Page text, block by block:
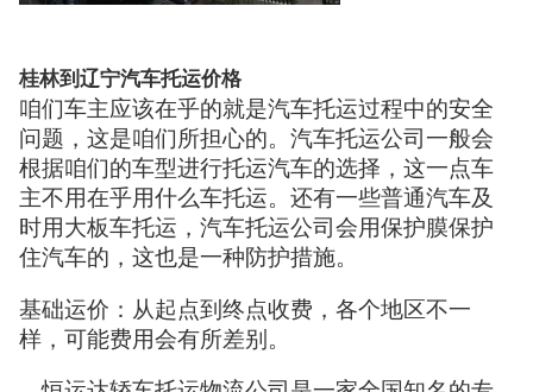
桂林到辽宁汽车托运价格
咱们车主应该在乎的就是汽车托运过程中的安全
问题，这是咱们所担心的。汽车托运公司一般会
根据咱们的车型进行托运汽车的选择，这一点车
主不用在乎用什么车托运。还有一些普通汽车及
时用大板车托运，汽车托运公司会用保护膜保护
住汽车的，这也是一种防护措施。
基础运价：从起点到终点收费，各个地区不一
样，可能费用会有所差别。